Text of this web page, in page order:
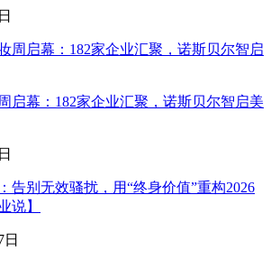
启幕：182家企业汇聚，诺斯贝尔智启美
告别无效骚扰，用“终身价值”重构2026
说】